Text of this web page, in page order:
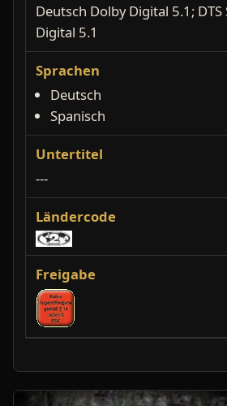
Deutsch Dolby Digital 5.1;
Digital 5.1
Sprachen
Deutsch
Spanisch
Untertitel
---
Ländercode
Freigabe